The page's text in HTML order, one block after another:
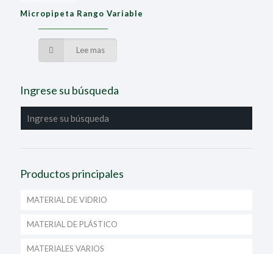
Micropipeta Rango Variable
Lee mas
Ingrese su búsqueda
Productos principales
MATERIAL DE VIDRIO
MATERIAL DE PLÁSTICO
MATERIALES VARIOS